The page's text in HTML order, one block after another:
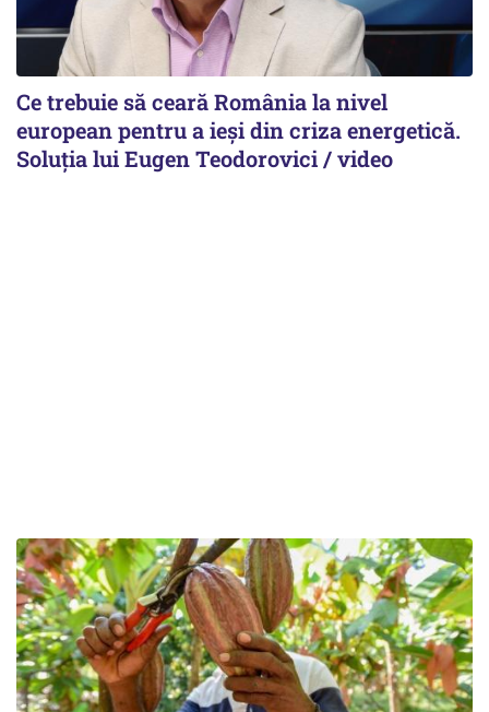
Ce trebuie să ceară România la nivel
european pentru a ieși din criza energetică.
Soluția lui Eugen Teodorovici / video